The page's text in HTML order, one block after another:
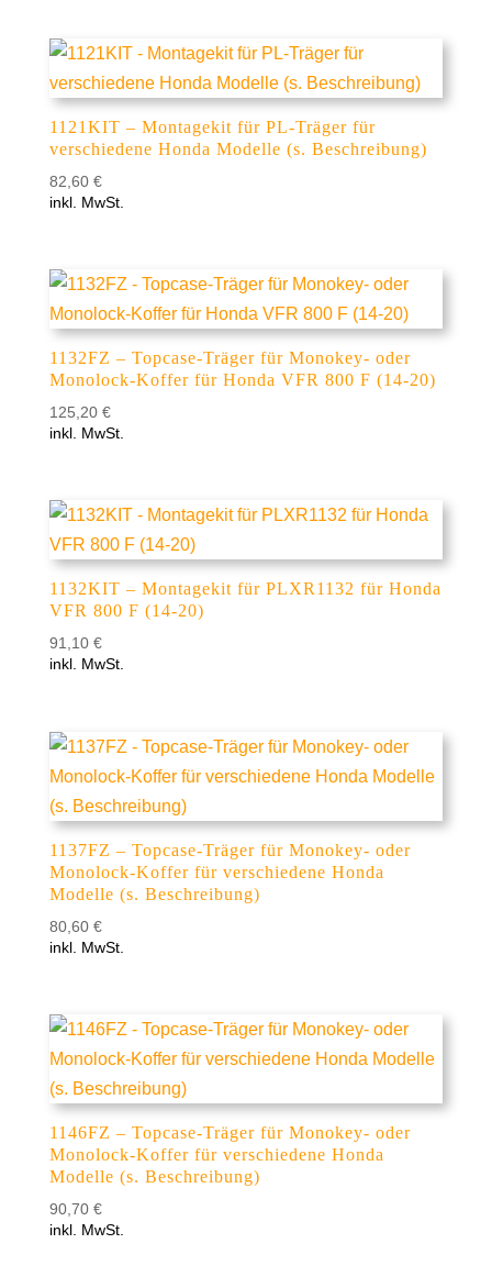
1121KIT – Montagekit für PL-Träger für
verschiedene Honda Modelle (s. Beschreibung)
82,60 €
inkl. MwSt.
1132FZ – Topcase-Träger für Monokey- oder
Monolock-Koffer für Honda VFR 800 F (14-20)
125,20 €
inkl. MwSt.
1132KIT – Montagekit für PLXR1132 für Honda
VFR 800 F (14-20)
91,10 €
inkl. MwSt.
1137FZ – Topcase-Träger für Monokey- oder
Monolock-Koffer für verschiedene Honda
Modelle (s. Beschreibung)
80,60 €
inkl. MwSt.
1146FZ – Topcase-Träger für Monokey- oder
Monolock-Koffer für verschiedene Honda
Modelle (s. Beschreibung)
90,70 €
inkl. MwSt.